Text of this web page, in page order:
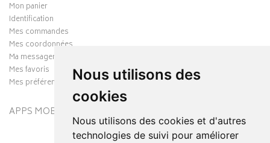
Nous utilisons des
cookies
Nous utilisons des cookies et d'autres
technologies de suivi pour améliorer
Mon panier
Identification
Mes commandes
Mes coordonnées
Ma messagerie
Mes favoris
Mes préférences Cookies
APPS MOBILES